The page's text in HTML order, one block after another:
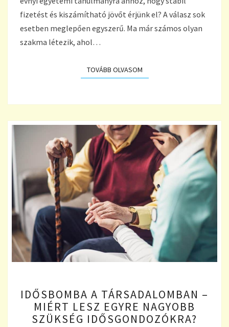
fizetést és kiszámítható jövőt érjünk el? A válasz sok
esetben meglepően egyszerű. Ma már számos olyan
szakma létezik, ahol…
TOVÁBB OLVASOMTOVÁBB OLVASOM
A
TÁRSADALOMBAN
–
IDŐSBOMBA A TÁRSADALOMBAN –
MIÉRT LESZ EGYRE NAGYOBB
SZÜKSÉG IDŐSGONDOZÓKRA?